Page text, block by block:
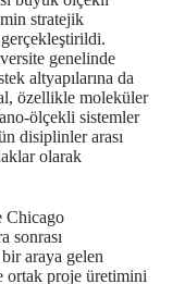
stratejik
genelinde
altyapılarına da
özellikle moleküler
ölçekli sistemler
disiplinler arası
olarak
Chicago
sonrası
araya gelen
ortak proje üretimini